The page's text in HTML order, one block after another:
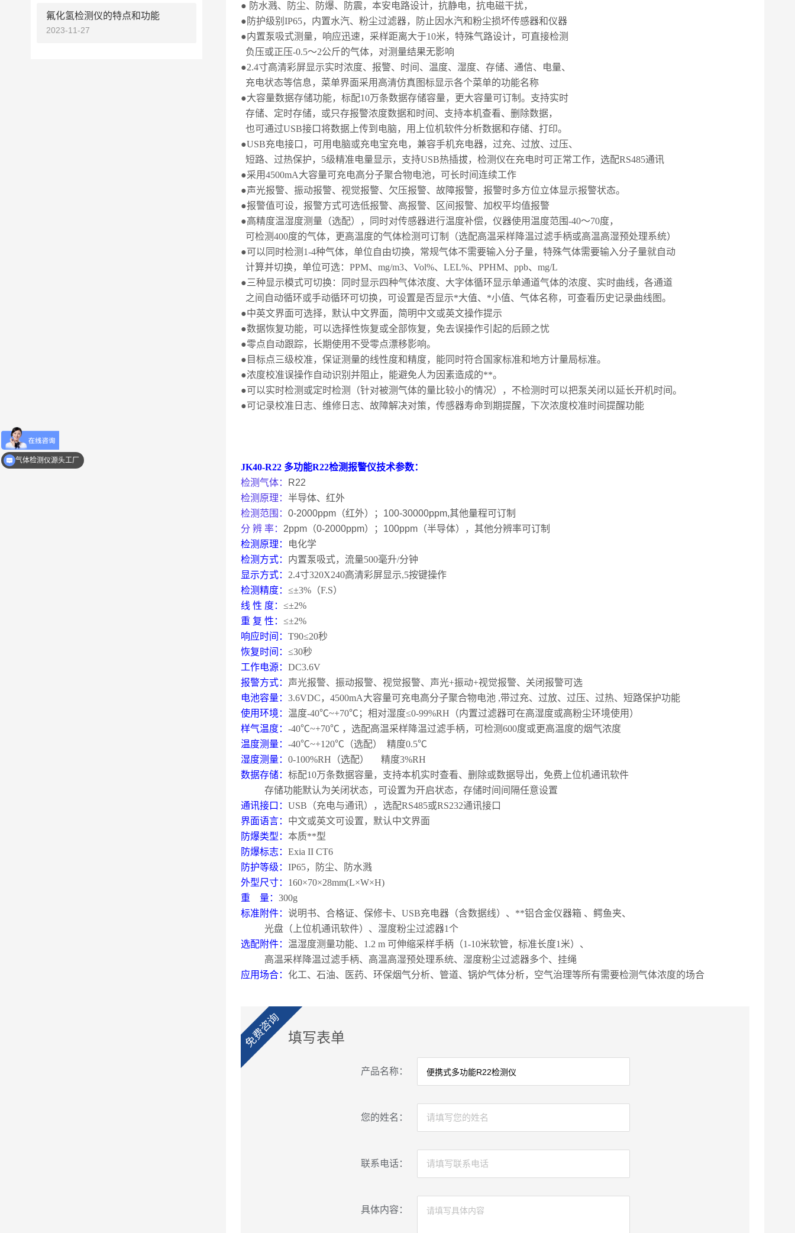
● 防水溅、防尘、防爆、防震，本安电路设计，抗静电，抗电磁干扰，
●防护级别 IP65，内置水汽、粉尘过滤器，防止因水汽和粉尘损坏传感器和仪器
●内置泵吸式测量，响应迅速，采样距离大于10米，特殊气路设计，可直接检测
负压或正压-0.5～2公斤的气体，对测量结果无影响
●2.4寸高清彩屏显示实时浓度、报警、时间、温度、湿度、存储、通信、电量、
充电状态等信息，菜单界面采用高清仿真图标显示各个菜单的功能名称
●大容量数据存储功能，标配10万条数据存储容量，更大容量可订制。支持实时
存储、定时存储，或只存报警浓度数据和时间、支持本机查看、删除数据，
也可通过USB接口将数据上传到电脑，用上位机软件分析数据和存储、打印。
●USB充电接口，可用电脑或充电宝充电，兼容手机充电器，过充、过放、过压、
短路、过热保护， 5级精准电量显示，支持USB热插拔，检测仪在充电时可正常工作，选配RS485通讯
●采用4500mA大容量可充电高分子聚合物电池，可长时间连续工作
●声光报警、振动报警、视觉报警、欠压报警、故障报警，报警时多方位立体显示报警状态。
●报警值可设，报警方式可选低报警、高报警、区间报警、加权平均值报警
●高精度温湿度测量（选配），同时对传感器进行温度补偿，仪器使用温度范围-40～70度，
可检测400度的气体，更高温度的气体检测可订制（选配高温采样降温过滤手柄或高温高湿预处理系统）
●可以同时检测 1-4种气体，单位自由切换，常规气体不需要输入分子量，特殊气体需要输入分子量就自动
计算并切换，单位可选： PPM、 mg/m3、 Vol%、 LEL%、 PPHM、 ppb、 mg/L
●三种显示模式可切换：同时显示四种气体浓度、大字体循环显示单通道气体的浓度、实时曲线，各通道
之间自动循环或手动循环可切换，可设置是否显示*大值、*小值、气体名称，可查看历史记录曲线图。
●中英文界面可选择，默认中文界面，简明中文或英文操作提示
●数据恢复功能，可以选择性恢复或全部恢复，免去误操作引起的后顾之忧
●零点自动跟踪，长期使用不受零点漂移影响。
●目标点三级校准，保证测量的线性度和精度，能同时符合国家标准和地方计量局标准。
●浓度校准误操作自动识别并阻止，能避免人为因素造成的**。
●可以实时检测或定时检测（针对被测气体的量比较小的情况），不检测时可以把泵关闭以延长开机时间。
●可记录校准日志、维修日志、故障解决对策，传感器寿命到期提醒，下次浓度校准时间提醒功能
JK40-R22 多功能R22检测报警仪技术参数：
检测气体：
R22
检测原理： 半导体、红外
检测范围： 0-2000ppm （红外）； 100-30000ppm,其他量程可订制
分 辨 率： 2ppm （0-2000ppm）； 100ppm （半导体），其他分辨率可订制
检测原理：
电化学
检测方式： 内置泵吸式，流量500毫升/分钟
显示方式： 2.4寸320X240高清彩屏显示,5按键操作
检测精度： ≤±3% （F.S）
线 性 度： ≤±2%
重 复 性： ≤±2%
响应时间： T90≤20秒
恢复时间： ≤30秒
工作电源： DC3.6V
报警方式： 声光报警、振动报警、视觉报警、声光+振动+视觉报警、关闭报警可选
电池容量： 3.6VDC ， 4500mA大容量可充电高分子聚合物电池 ,带过充、过放、过压、过热、短路保护功能
使用环境： 温度-40℃~+70℃；相对湿度≤0-99%RH （内置过滤器可在高湿度或高粉尘环境使用）
样气温度： -40℃~+70℃ ，选配高温采样降温过滤手柄，可检测600度或更高温度的烟气浓度
温度测量： -40℃~+120℃（选配） 精度0.5℃
湿度测量： 0-100%RH （选配） 精度3%RH
数据存储： 标配10万条数据容量，支持本机实时查看、删除或数据导出，免费上位机通讯软件
存储功能默认为关闭状态，可设置为开启状态，存储时间间隔任意设置
通讯接口： USB （充电与通讯），选配RS485或RS232通讯接口
界面语言： 中文或英文可设置，默认中文界面
防爆类型： 本质**型
防爆标志： Exia II CT6
防护等级： IP65，防尘、防水溅
外型尺寸： 160×70×28mm(L×W×H)
重
量： 300g
标准附件： 说明书、合格证、保修卡、 USB充电器（含数据线）、**铝合金仪器箱 、鳄鱼夹、
光盘（上位机通讯软件）、湿度粉尘过滤器1个
选配附件： 温湿度测量功能、 1.2 m 可伸缩采样手柄（1-10米软管，标准长度1 米）、
高温采样降温过滤手柄、高温高湿预处理系统、湿度粉尘过滤器多个、挂绳
应用场合： 化工、石油、医药、环保烟气分析、管道、锅炉气体分析，空气治理等所有需要检测气体浓度的场合
免费咨询 填写表单
产品名称：
您的姓名：
联系电话：
具体内容：
氟化氢检测仪的特点和功能
2023-11-27
气体检测仪源头工厂
一对一技术咨询电话075529992681